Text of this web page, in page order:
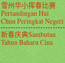
雪州华小挥春比赛
Pertandingan Hui
Chun Peringkat Negeri
新春庆典Sambutan
Tahun Baharu Cina